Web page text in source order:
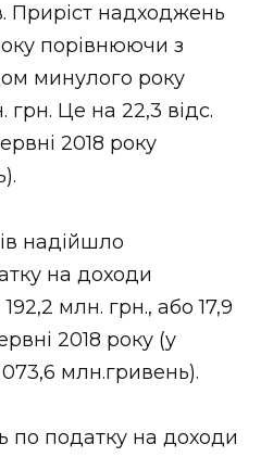
УКРАЇНИ
Приріст надходжень
порівнюючи з
минулого року
грн. Це на 22,3 відс.
2018 року
надійшло
на доходи
млн. грн., або 17,9
2018 року (у
млн.гривень).
по податку на доходи